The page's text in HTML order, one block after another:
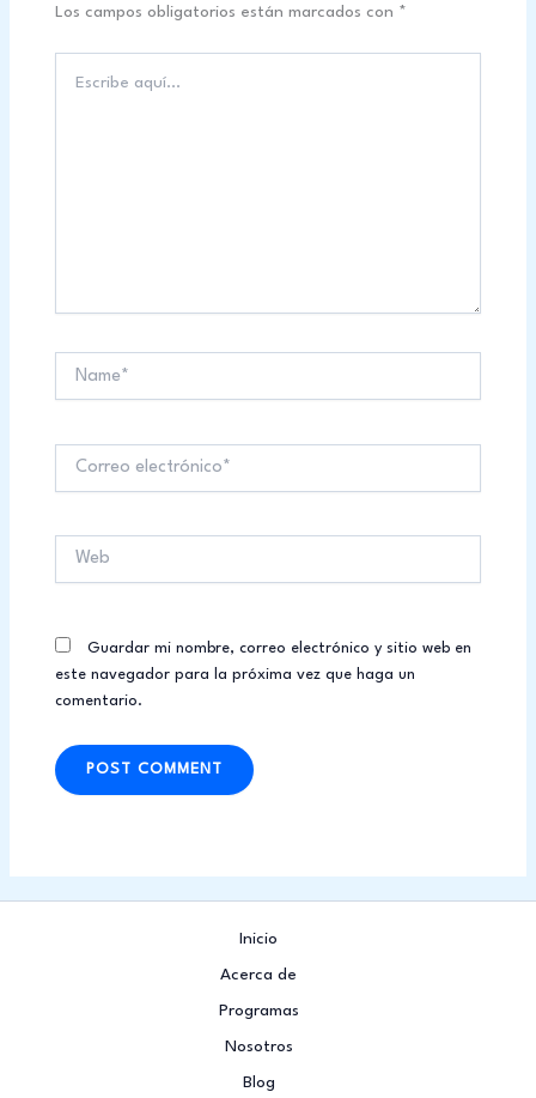
Los campos obligatorios están marcados con *
aquí...
Guardar mi nombre, correo electrónico y sitio web en
este navegador para la próxima vez que haga un
comentario.
Inicio
Acerca de
Programas
Nosotros
Blog